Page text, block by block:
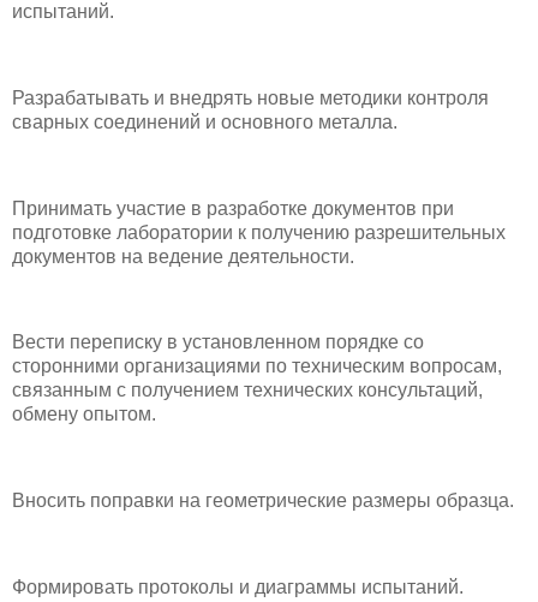
испытаний.
Разрабатывать и внедрять новые методики контроля
сварных соединений и основного металла.
Принимать участие в разработке документов при
подготовке лаборатории к получению разрешительных
документов на ведение деятельности.
Вести переписку в установленном порядке со
сторонними организациями по техническим вопросам,
связанным с получением технических консультаций,
обмену опытом.
Вносить поправки на геометрические размеры образца.
Формировать протоколы и диаграммы испытаний.